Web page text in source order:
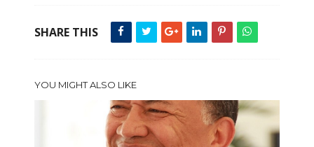
SHARE THIS
YOU MIGHT ALSO LIKE